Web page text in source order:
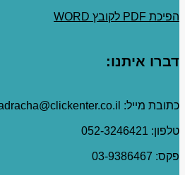
הפיכת PDF לקובץ WORD
דברו איתנו:
כתובת מייל: hadracha@clickenter.co.il
טלפון: 052-3246421
פקס: 03-9386467